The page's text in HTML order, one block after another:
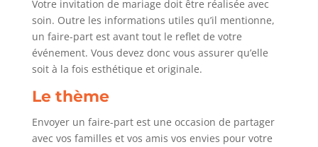
Votre invitation de mariage doit être réalisée avec
soin. Outre les informations utiles qu’il mentionne,
un faire-part est avant tout le reflet de votre
événement. Vous devez donc vous assurer qu’elle
soit à la fois esthétique et originale.
Le thème
Envoyer un faire-part est une occasion de partager
avec vos familles et vos amis vos envies pour votre